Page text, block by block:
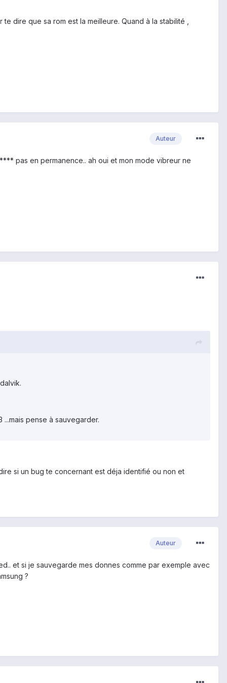
dire que sa rom est la meilleure. Quand à la stabilité ,
Auteur
pas en permanence.. ah oui et mon mode vibreur ne
pense à sauvegarder.
si un bug te concernant est déja identifié ou non et
Auteur
et si je sauvegarde mes donnes comme par exemple avec
?